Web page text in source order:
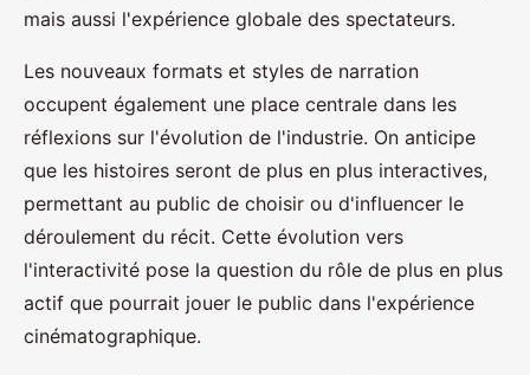
mais aussi l'expérience globale des spectateurs.
Les nouveaux formats et styles de narration
occupent également une place centrale dans les
réflexions sur l'évolution de l'industrie. On anticipe
que les histoires seront de plus en plus interactives,
permettant au public de choisir ou d'influencer le
déroulement du récit. Cette évolution vers
l'interactivité pose la question du rôle de plus en plus
actif que pourrait jouer le public dans l'expérience
cinématographique.